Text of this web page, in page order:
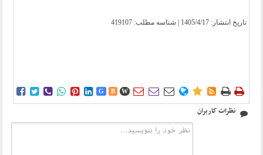
تاریخ انتشار: 1405/4/17 | شناسه مطلب: 419107
      G B W        
نظرات کاربران